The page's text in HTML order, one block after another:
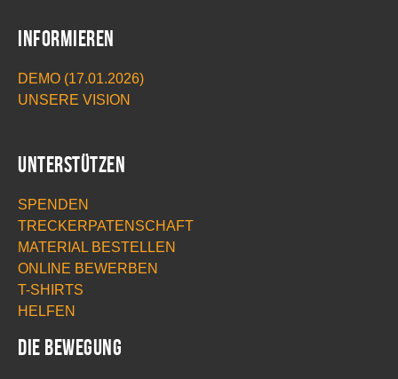
Informieren
DEMO (17.01.2026)
UNSERE VISION
Unterstützen
SPENDEN
TRECKERPATENSCHAFT
MATERIAL BESTELLEN
ONLINE BEWERBEN
T-SHIRTS
HELFEN
Die Bewegung